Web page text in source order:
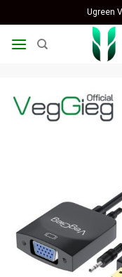
to
content
Ugreen